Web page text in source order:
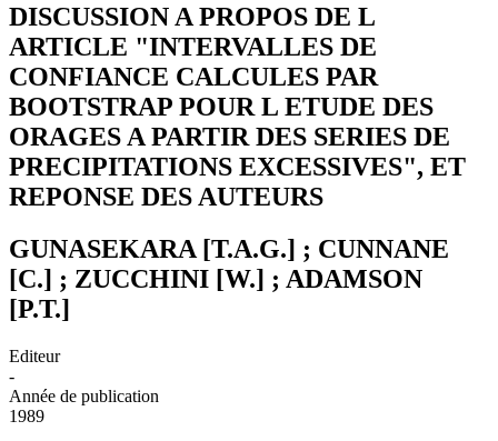
DISCUSSION A PROPOS DE L
ARTICLE "INTERVALLES DE
CONFIANCE CALCULES PAR
BOOTSTRAP POUR L ETUDE DES
ORAGES A PARTIR DES SERIES DE
PRECIPITATIONS EXCESSIVES", ET
REPONSE DES AUTEURS
GUNASEKARA [T.A.G.] ; CUNNANE
[C.] ; ZUCCHINI [W.] ; ADAMSON
[P.T.]
Editeur
-
Année de publication
1989